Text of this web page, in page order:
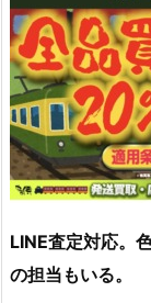
LINE査定対応。
の担当もいる。